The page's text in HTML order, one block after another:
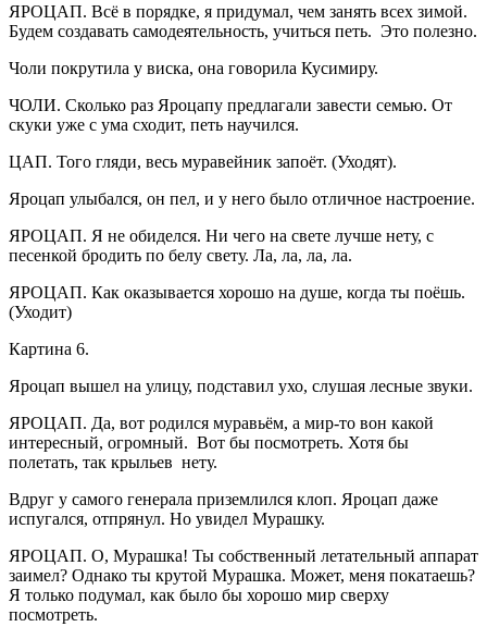
ЯРОЦАП. Всё в порядке, я придумал, чем занять всех зимой.
Будем создавать самодеятельность, учиться петь. Это полезно.
Чоли покрутила у виска, она говорила Кусимиру.
ЧОЛИ. Сколько раз Яроцапу предлагали завести семью. От
скуки уже с ума сходит, петь научился.
ЦАП. Того гляди, весь муравейник запоёт. (Уходят).
Яроцап улыбался, он пел, и у него было отличное настроение.
ЯРОЦАП. Я не обиделся. Ни чего на свете лучше нету, с
песенкой бродить по белу свету. Ла, ла, ла, ла.
ЯРОЦАП. Как оказывается хорошо на душе, когда ты поёшь.
(Уходит)
Картина 6.
Яроцап вышел на улицу, подставил ухо, слушая лесные звуки.
ЯРОЦАП. Да, вот родился муравьём, а мир-то вон какой
интересный, огромный. Вот бы посмотреть. Хотя бы
полетать, так крыльев нету.
Вдруг у самого генерала приземлился клоп. Яроцап даже
испугался, отпрянул. Но увидел Мурашку.
ЯРОЦАП. О, Мурашка! Ты собственный летательный аппарат
заимел? Однако ты крутой Мурашка. Может, меня покатаешь?
Я только подумал, как было бы хорошо мир сверху
посмотреть.